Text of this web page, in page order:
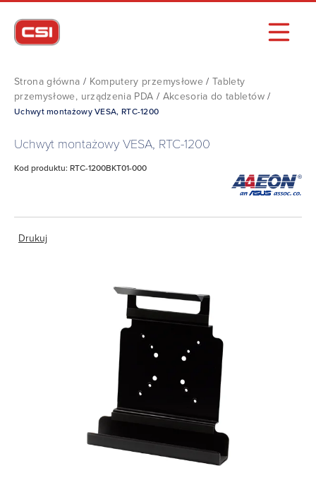
Strona główna / Komputery przemysłowe /Tablety
przemysłowe, urządzenia PDA / Akcesoria do tabletów/
Uchwyt montażowy VESA, RTC-1200
Uchwyt montażowy VESA, RTC-1200
Kod produktu: RTC-1200BKT01-000
Drukuj